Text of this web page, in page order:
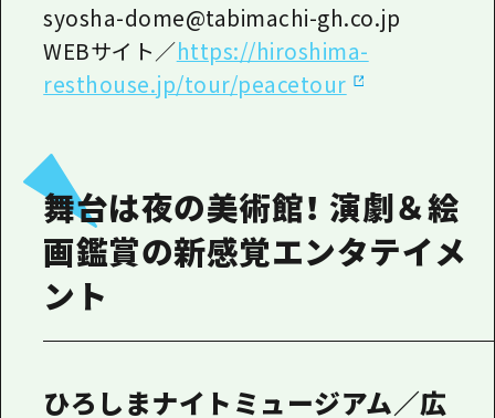
syosha-dome@tabimachi-gh.co.jp
WEBサイト／https://hiroshima-
resthouse.jp/tour/peacetour
舞台は夜の美術館！ 演劇＆絵
画鑑賞の新感覚エンタテイメ
ント
ひろしまナイトミュージアム／広